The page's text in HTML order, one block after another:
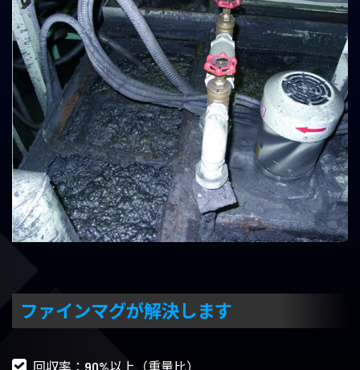
ファインマグが解決します
回収率：90%以上（重量比）